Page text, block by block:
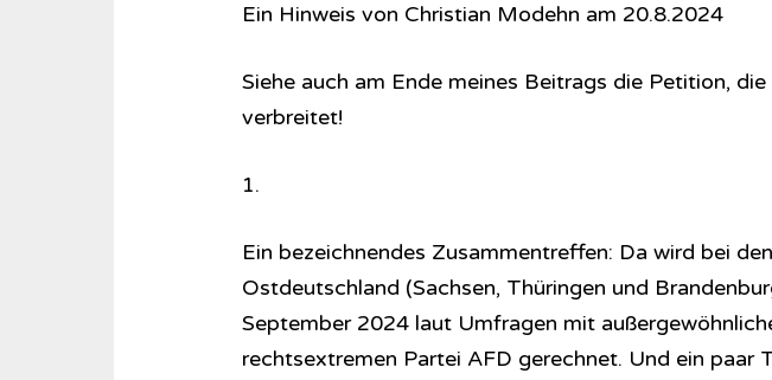
Ein Hinweis von Christian Modehn am 20.8.2024
Siehe auch am Ende meines Beitrags die Petition,
verbreitet!
1.
Ein bezeichnendes Zusammentreffen: Da wird bei
Ostdeutschland (Sachsen, Thüringen und
September 2024 laut Umfragen mit
rechtsextremen Partei AFD gerechnet. Und ein paar